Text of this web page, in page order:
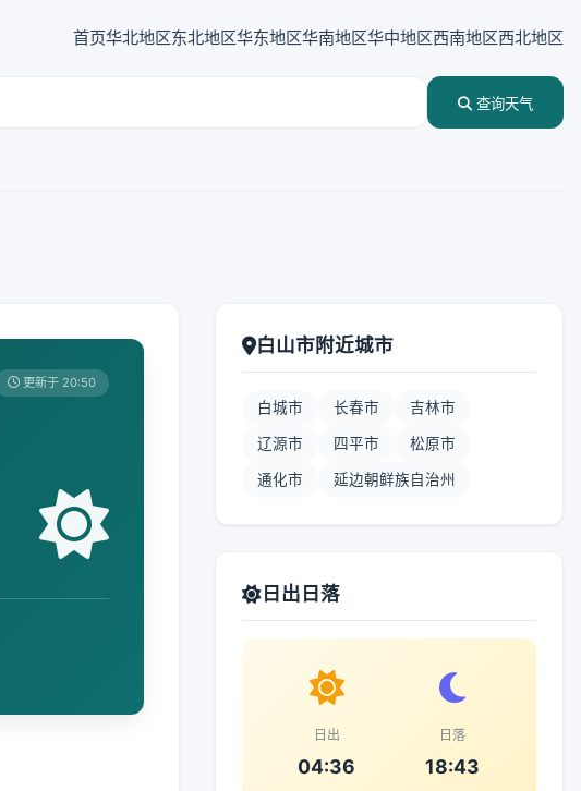
首页华北地区东北地区华东地区华南地区华中地区西南地区西北地区
查询天气
更新于 20:50
白山市附近城市
白城市 长春市 吉林市
辽源市 四平市 松原市
通化市 延边朝鲜族自治州
日出日落
日出
04:36
日落
18:43